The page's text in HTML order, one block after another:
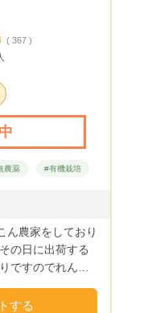
( 367 )
農薬 #有機栽培
ん農家をしており
の日に出荷する
す。人が畑に入
する